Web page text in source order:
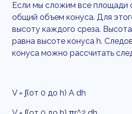
Если мы сложим все площади
общий объем конуса. Для
высоту каждого среза.
равна высоте конуса h.
конуса можно рассчитать
V = ∫(от 0 до h) A dh